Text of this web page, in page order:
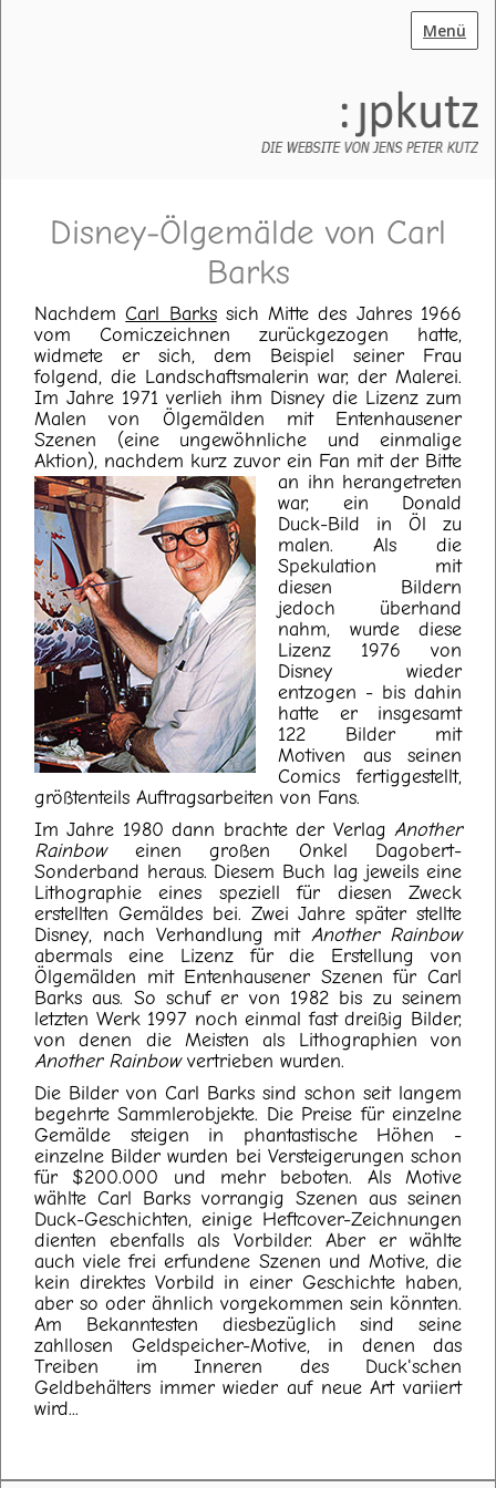
Menü
Disney-Ölgemälde von Carl
Barks
NachdemCarl Barkssich Mitte des Jahres 1966
vom Comiczeichnen zurückgezogen hatte,
widmete er sich, dem Beispiel seiner Frau
folgend, die Landschaftsmalerin war, der Malerei.
Im Jahre 1971 verlieh ihm Disney die Lizenz zum
Malen von Ölgemälden mit Entenhausener
Szenen (eine ungewöhnliche und einmalige
Aktion), nachdem kurz zuvor ein Fan mit der Bitte
an ihn herangetreten
war, ein Donald
Duck-Bild in Öl zu
malen. Als die
Spekulation mit
diesen Bildern
jedoch überhand
nahm, wurde diese
Lizenz 1976 von
Disney wieder
entzogen - bis dahin
hatte er insgesamt
122 Bilder mit
Motiven aus seinen
Comics fertiggestellt,
größtenteils Auftragsarbeiten von Fans.
Im Jahre 1980 dann brachte der Verlag Another
Rainboweinen großen Onkel Dagobert-
Sonderband heraus. Diesem Buch lag jeweils eine
Lithographie eines speziell für diesen Zweck
erstellten Gemäldes bei. Zwei Jahre später stellte
Disney, nach Verhandlung mitAnother Rainbow
abermals eine Lizenz für die Erstellung von
Ölgemälden mit Entenhausener Szenen für Carl
Barks aus. So schuf er von 1982 bis zu seinem
letzten Werk 1997 noch einmal fast dreißig Bilder,
von denen die Meisten als Lithographien von
Another Rainbowvertrieben wurden.
Die Bilder von Carl Barks sind schon seit langem
begehrte Sammlerobjekte. Die Preise für einzelne
Gemälde steigen in phantastische Höhen -
einzelne Bilder wurden bei Versteigerungen schon
für $200.000 und mehr beboten. Als Motive
wählte Carl Barks vorrangig Szenen aus seinen
Duck-Geschichten, einige Heftcover-Zeichnungen
dienten ebenfalls als Vorbilder. Aber er wählte
auch viele frei erfundene Szenen und Motive, die
kein direktes Vorbild in einer Geschichte haben,
aber so oder ähnlich vorgekommen sein könnten.
Am Bekanntesten diesbezüglich sind seine
zahllosen Geldspeicher-Motive, in denen das
Treiben im Inneren des Duck'schen
Geldbehälters immer wieder auf neue Art variiert
wird...